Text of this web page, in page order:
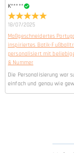
K*****
18/07/2025
Maßgeschneidertes
inspiriertes Batik-
personalisiert mit
& Nummer
Die Personalisierung war
einfach und genau wie